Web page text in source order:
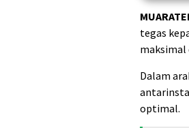
tegas
maksimal
Dalam
optimal.